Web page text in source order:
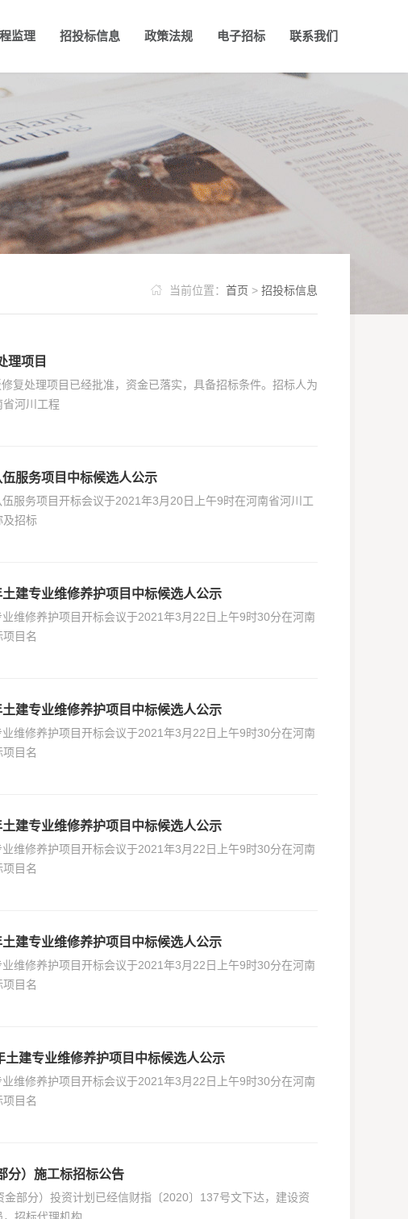
监理 招投标信息 政策法规 电子招标 联系我们
 当前位置： 首页 > 招投标信息
理项目
复处理项目已经批准，资金已落实，具备招标条件。招标人为
河川工程
服务项目中标候选人公示
服务项目开标会议于2021年3月20日上午9时在河南省河川工
及招标
建专业维修养护项目中标候选人公示
维修养护项目开标会议于2021年3月22日上午9时30分在河南
目名
建专业维修养护项目中标候选人公示
维修养护项目开标会议于2021年3月22日上午9时30分在河南
目名
建专业维修养护项目中标候选人公示
维修养护项目开标会议于2021年3月22日上午9时30分在河南
目名
建专业维修养护项目中标候选人公示
维修养护项目开标会议于2021年3月22日上午9时30分在河南
目名
建专业维修养护项目中标候选人公示
维修养护项目开标会议于2021年3月22日上午9时30分在河南
目名
分）施工标招标公告
部分）投资计划已经信财指〔2020〕137号文下达，建设资